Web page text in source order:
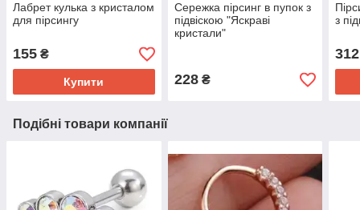
Лабрет кулька з кристалом
для пірсингу
155 ₴
Купити
Сережка пірсинг в пупок з
підвіскою "Яскраві
кристали"
228₴
з
312
Подібні товари компанії